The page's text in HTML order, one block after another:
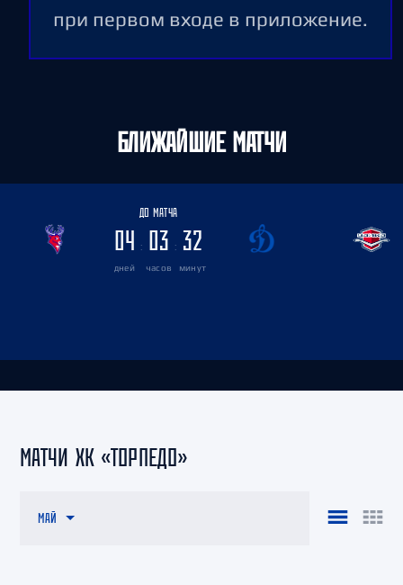
при первом входе в приложение.
БЛИЖАЙШИЕ МАТЧИ
ДО МАТЧА
04
дней
: 03
часов
: 32
минут
МАТЧИ ХК «ТОРПЕДО»
МАЙ